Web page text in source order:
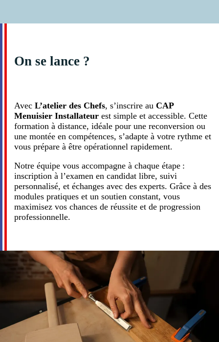
On se lance ?
Avec L’atelier des Chefs, s’inscrire au CAP
Menuisier Installateurest simple et accessible. Cette
formation à distance, idéale pour une reconversion ou
une montée en compétences, s’adapte à votre rythme et
vous prépare à être opérationnel rapidement.
Notre équipe vous accompagne à chaque étape :
inscription à l’examen en candidat libre, suivi
personnalisé, et échanges avec des experts. Grâce à des
modules pratiques et un soutien constant, vous
maximisez vos chances de réussite et de progression
professionnelle.